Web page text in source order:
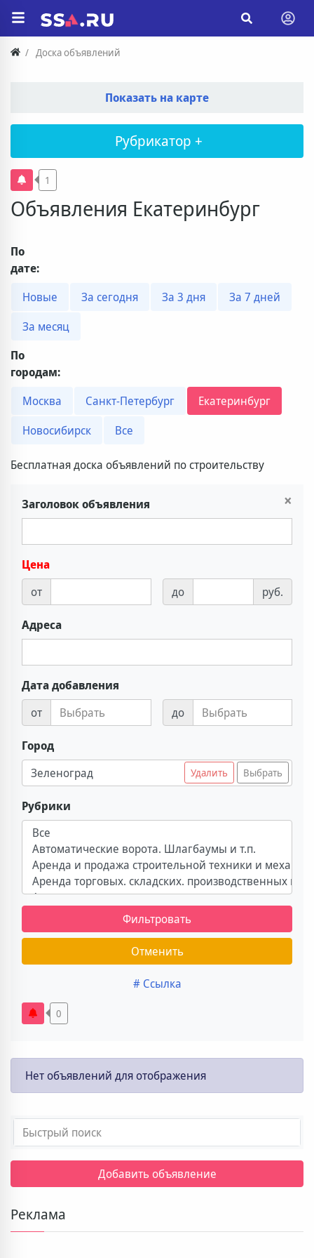
Доска объявлений
Показать на карте
Рубрикатор +
Объявления Екатеринбург
1
По
дате:
Новые
За сегодня За 3 дня
За 7 дней
За месяц
По
городам:
Москва
Санкт-Петербург
Екатеринбург
Новосибирск
Все
Бесплатная доска объявлений по строительству
×
Заголовок объявления
Цена
от
до руб.
Адреса
Дата добавления
от
до
Город
Зеленоград
Удалить Выбрать
Рубрики
Фильтровать
Отменить
# Ссылка
0
Нет объявлений для отображения
Добавить объявление
Реклама